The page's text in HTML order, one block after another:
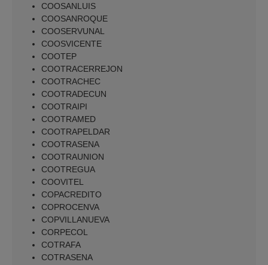
COOSANLUIS
COOSANROQUE
COOSERVUNAL
COOSVICENTE
COOTEP
COOTRACERREJON
COOTRACHEC
COOTRADECUN
COOTRAIPI
COOTRAMED
COOTRAPELDAR
COOTRASENA
COOTRAUNION
COOTREGUA
COOVITEL
COPACREDITO
COPROCENVA
COPVILLANUEVA
CORPECOL
COTRAFA
COTRASENA